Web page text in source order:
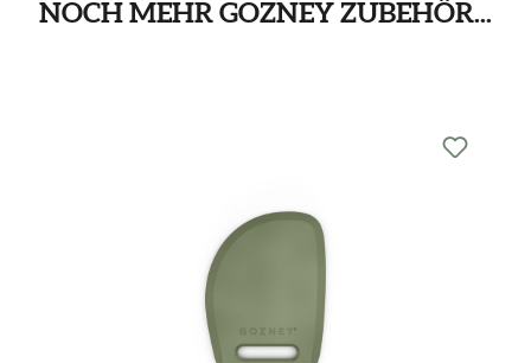
NOCH MEHR GOZNEY ZUBEHÖR...